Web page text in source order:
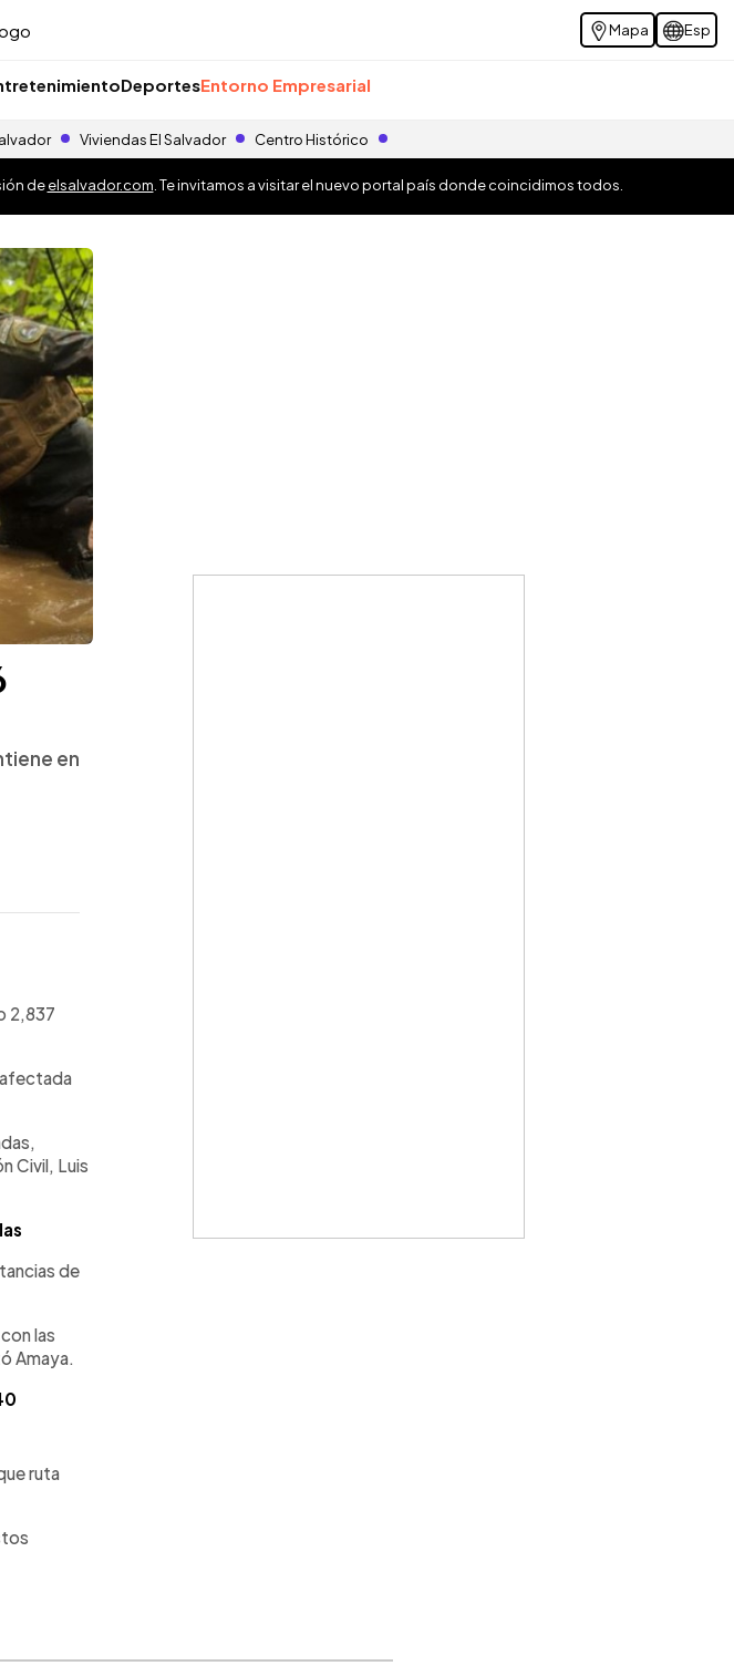
Mapa Esp
DeportesEntorno Empresarial
Viviendas El Salvador Centro Histórico
deelsalvador.com . Te invitamos a visitar el nuevo portal país donde coincidimos todos.
en
2,837
afectada
Civil, Luis
de
las
Amaya.
ruta